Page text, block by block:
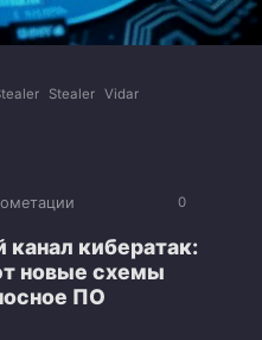
Stealer Vidar
0
канал кибератак:
новые схемы
ПО